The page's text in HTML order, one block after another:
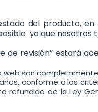
del producto,
ya que
de revisión” estará
son
conforme a los
refundido de la Ley